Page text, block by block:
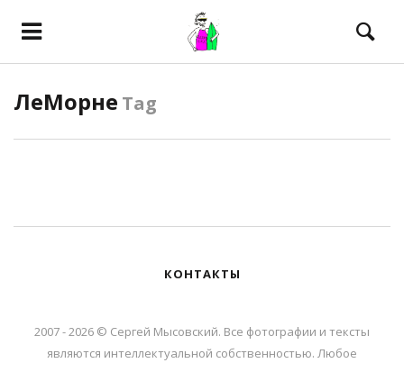
ЛеМорне Tag
КОНТАКТЫ
2007 - 2026 © Сергей Мысовский. Все фотографии и тексты
являются интеллектуальной собственностью. Любое